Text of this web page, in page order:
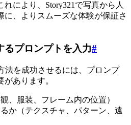
により、Story321で写真から人
に、よりスムーズな体験が保証さ
るプロンプトを入力#
法を成功させるには、プロンプ
があります。
、服装、フレーム内の位置）
か（テクスチャ、パターン、遠